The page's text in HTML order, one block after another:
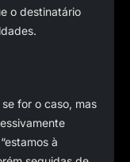
o destinatário
for o caso, mas
à